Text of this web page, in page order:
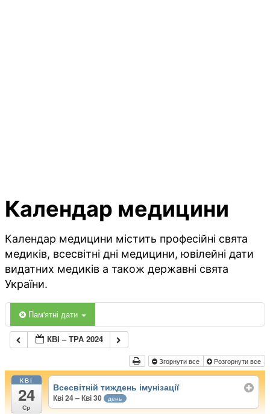
Календар медицини
Календар медицини містить професійні свята
медиків, всесвітні дні медицини, ювілейні дати
видатних медиків а також державні свята
України.
Пам'ятні дати
КВІ – ТРА 2024
Згорнути все Розгорнути все
КВІ
24
Ср
Всесвітній тиждень імунізації
Кві 24 – Кві 30 день